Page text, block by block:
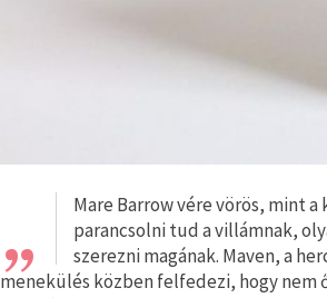
„
Mare Barrow vére vörös, mint
parancsolni tud a villámnak,
szerezni magának. Maven, a
menekülés közben felfedezi, hogy nem